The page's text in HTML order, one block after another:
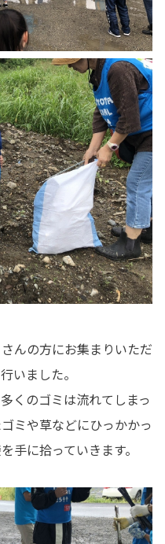
んの方にお集まりいただ
いました。
くのゴミは流れてしまっ
ミや草などにひっかかっ
手に拾っていきます。